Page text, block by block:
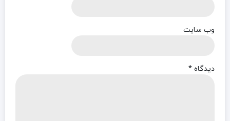
وب‌ سایت
دیدگاه *